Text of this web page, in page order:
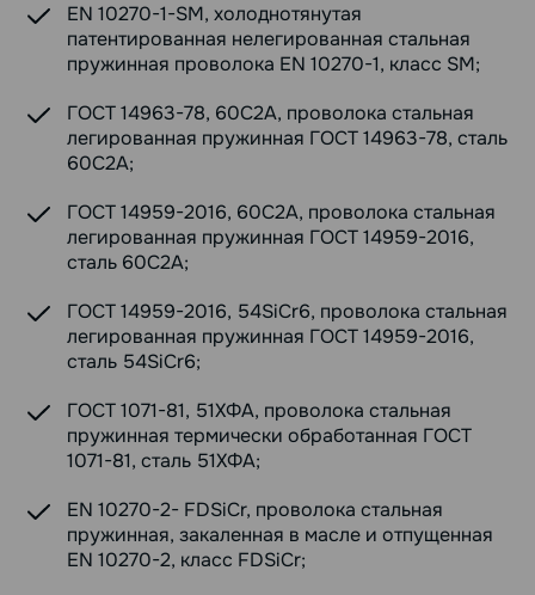
EN 10270-1-SM, холоднотянутая
патентированная нелегированная стальная
пружинная проволока EN 10270-1, класс SM;
ГОСТ 14963-78, 60С2А, проволока стальная
легированная пружинная ГОСТ 14963-78, сталь
60С2А;
ГОСТ 14959-2016, 60С2А, проволока стальная
легированная пружинная ГОСТ 14959-2016,
сталь 60С2А;
ГОСТ 14959-2016, 54SiCr6, проволока стальная
легированная пружинная ГОСТ 14959-2016,
сталь 54SiCr6;
ГОСТ 1071-81, 51ХФА, проволока стальная
пружинная термически обработанная ГОСТ
1071-81, сталь 51ХФА;
EN 10270-2- FDSiCr, проволока стальная
пружинная, закаленная в масле и отпущенная
EN 10270-2, класс FDSiCr;